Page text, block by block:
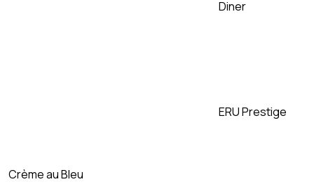
Diner
ERU Prestige
Crème au Bleu